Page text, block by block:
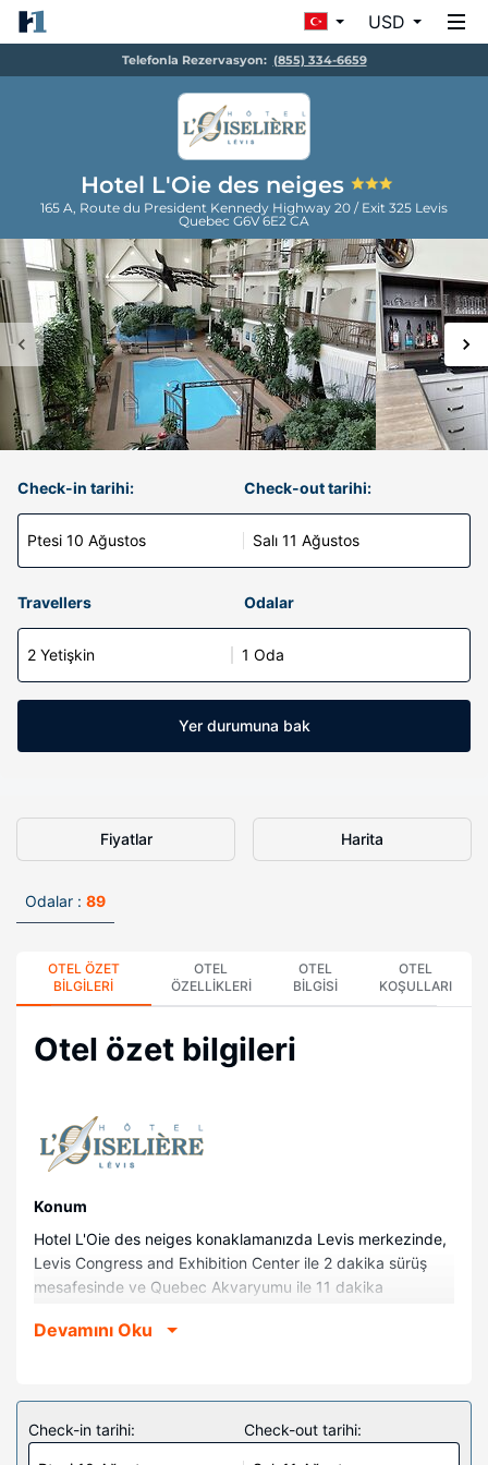
USD
Telefonla Rezervasyon: (855) 334-6659
Hotel L'Oie des neiges
165 A, Route du President Kennedy Highway 20 / Exit 325 Levis
Quebec G6V 6E2CA
Check-in tarihi:
Ptesi 10 Ağustos
Check-out tarihi:
Salı 11 Ağustos
Travellers Odalar
2 Yetişkin 1 Oda
Yer durumuna bak
Fiyatlar Harita
Odalar : 89
OTEL ÖZET
BILGILERI
OTEL
ÖZELLIKLERI
OTEL
BILGISI
OTEL
KOŞULLARI
Otel özet bilgileri
Konum
Hotel L'Oie des neiges konaklamanızda Levis merkezinde,
Levis Congress and Exhibition Center ile 2 dakika sürüş
mesafesinde ve Quebec Akvaryumu ile 11 dakika
bölgesi ile 5,7 km (3,6 mil) ve Château Frontenac ile 5,8
Misafirler buzdolabı ve düz ekran televizyon bulunan 89
ayrı ayrı dekore edilmiş odada evlerinin konforunu
Devamını Oku
Check-in tarihi: Check-out tarihi: